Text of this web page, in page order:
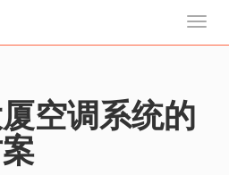
切
空调系统的